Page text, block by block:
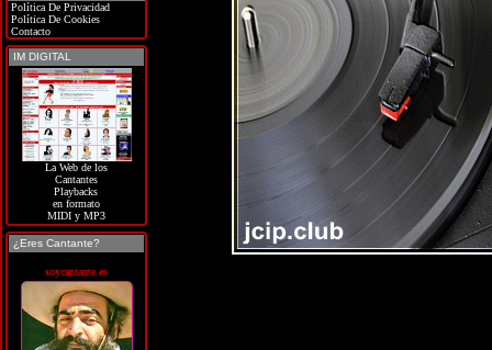
Política De Privacidad
Política De Cookies
Contacto
IM DIGITAL
La Web de los
Cantantes
Playbacks
en formato
MIDI y MP3
¿Eres Cantante?
soycantante.es